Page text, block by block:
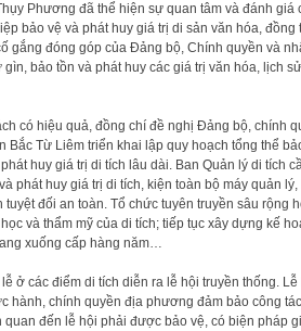
Phương đã thể hiện sự quan tâm và đánh giá
bảo vệ và phát huy giá trị di sản văn hóa, đồng
gắng đóng góp của Đảng bộ, Chính quyền và
bảo tồn và phát huy các giá trị văn hóa, lịch
có hiệu quả, đồng chí đề nghị Đảng bộ, chính
Bắc Từ Liêm triển khai lập quy hoạch tổng thể
huy giá trị di tích lâu dài. Ban Quản lý di tích
phát huy giá trị di tích, kiện toàn bộ máy quản lý,
đối an toàn. Tổ chức tuyên truyền sâu rộng
và thẩm mỹ của di tích; tiếp tục xây dựng kế
xuống cấp hàng năm…
ở các điểm di tích diễn ra lễ hội truyền thống. Lễ
hành, chính quyền địa phương đảm bảo công
đến lễ hội phải được bảo vệ, có biện pháp